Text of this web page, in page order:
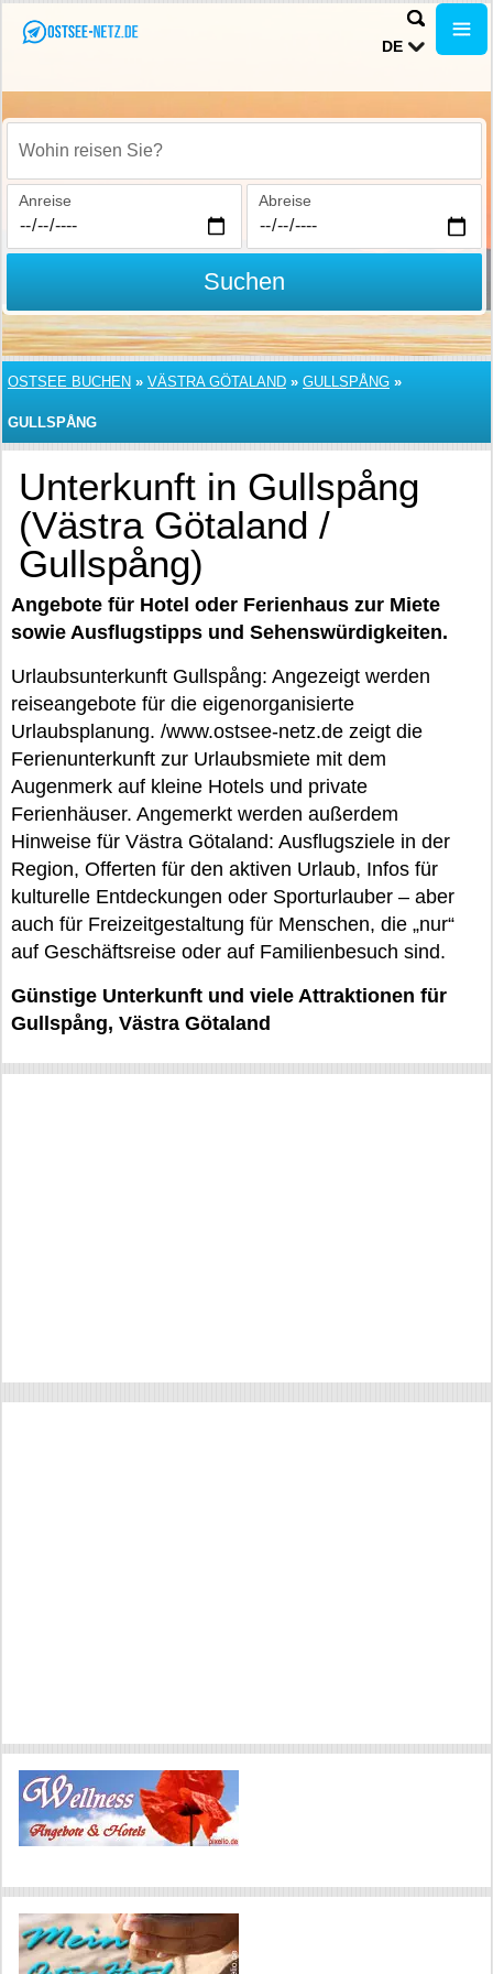
DE
Wohin reisen Sie?
Anreise Abreise
Suchen
OSTSEE BUCHEN » VÄSTRA GÖTALAND » GULLSPÅNG »
GULLSPÅNG
Unterkunft in Gullspång
(Västra Götaland /
Gullspång)
Angebote für Hotel oder Ferienhaus zur Miete
sowie Ausflugstipps und Sehenswürdigkeiten.
Urlaubsunterkunft Gullspång: Angezeigt werden
reiseangebote für die eigenorganisierte
Urlaubsplanung. /www.ostsee-netz.de zeigt die
Ferienunterkunft zur Urlaubsmiete mit dem
Augenmerk auf kleine Hotels und private
Ferienhäuser. Angemerkt werden außerdem
Hinweise für Västra Götaland: Ausflugsziele in der
Region, Offerten für den aktiven Urlaub, Infos für
kulturelle Entdeckungen oder Sporturlauber – aber
auch für Freizeitgestaltung für Menschen, die „nur“
auf Geschäftsreise oder auf Familienbesuch sind.
Günstige Unterkunft und viele Attraktionen für
Gullspång, Västra Götaland